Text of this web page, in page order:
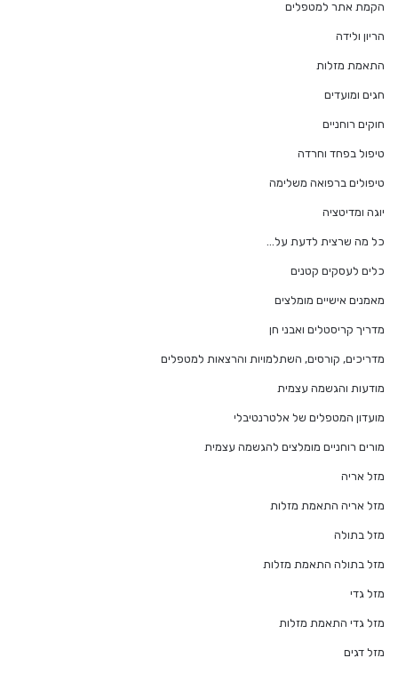
הקמת אתר למטפלים
הריון ולידה
התאמת מזלות
חגים ומועדים
חוקים רוחניים
טיפול בפחד וחרדה
טיפולים ברפואה משלימה
יוגה ומדיטציה
כל מה שרצית לדעת על…
כלים לעסקים קטנים
מאמנים אישיים מומלצים
מדריך קריסטלים ואבני חן
מדריכים, קורסים, השתלמויות והרצאות למטפלים
מודעות והגשמה עצמית
מועדון המטפלים של אלטרנטיבלי
מורים רוחניים מומלצים להגשמה עצמית
מזל אריה
מזל אריה התאמת מזלות
מזל בתולה
מזל בתולה התאמת מזלות
מזל גדי
מזל גדי התאמת מזלות
מזל דגים